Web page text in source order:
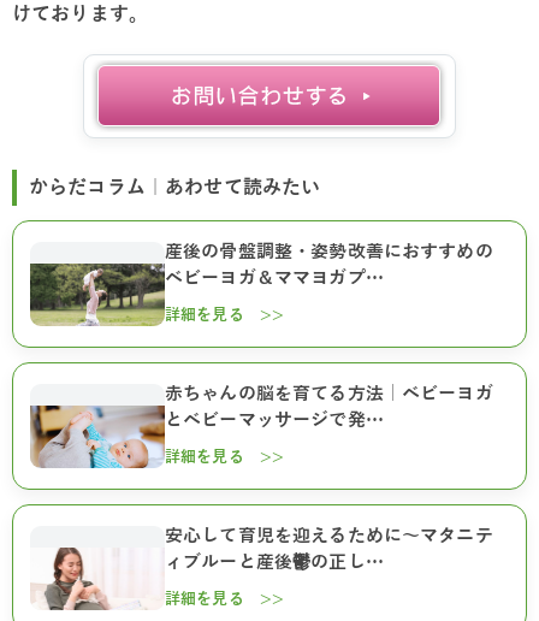
けております。
からだコラム｜あわせて読みたい
産後の骨盤調整・姿勢改善におすすめの
ベビーヨガ＆ママヨガプ…
詳細を見る >>
赤ちゃんの脳を育てる方法｜ベビーヨガ
とベビーマッサージで発…
詳細を見る >>
安心して育児を迎えるために～マタニテ
ィブルーと産後鬱の正し…
詳細を見る >>